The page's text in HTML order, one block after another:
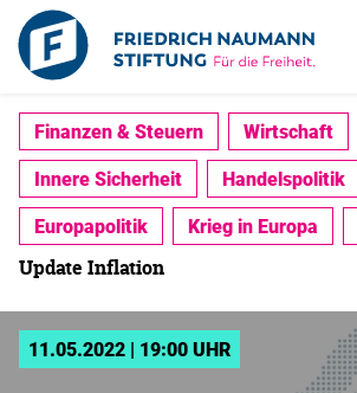
Finanzen & Steuern
Wirtschaft
Innere Sicherheit
Handelspolitik
Europapolitik
Krieg in Europa
Update Inflation
11.05.2022 | 19:00 UHR